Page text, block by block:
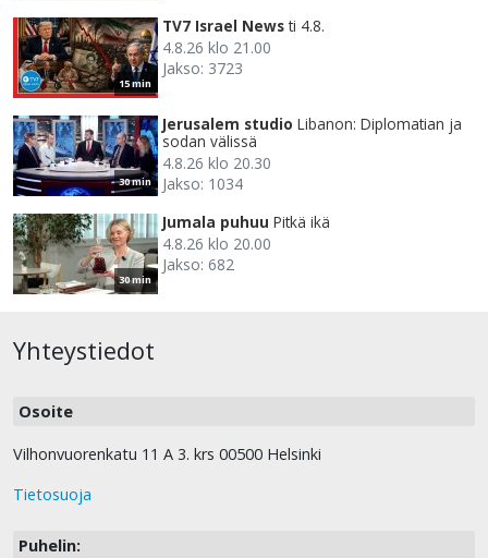
15 min
TV7 Israel News ti 4.8.
4.8.26 klo 21.00
Jakso: 3723
30 min
Jerusalem studio Libanon: Diplomatian ja
sodan välissä
4.8.26 klo 20.30
Jakso: 1034
30 min
Jumala puhuu Pitkä ikä
4.8.26 klo 20.00
Jakso: 682
Yhteystiedot
Osoite
Vilhonvuorenkatu 11 A 3. krs 00500 Helsinki
Tietosuoja
Puhelin: